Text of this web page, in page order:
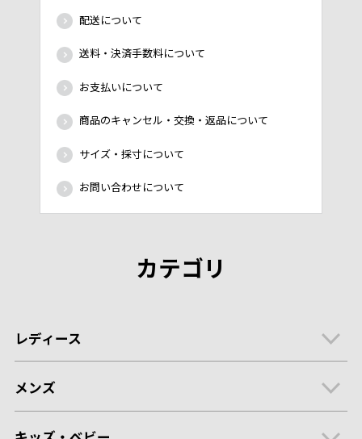
配送について
送料・決済手数料について
お支払いについて
商品のキャンセル・交換・返品について
サイズ・採寸について
お問い合わせについて
カテゴリ
レディース
メンズ